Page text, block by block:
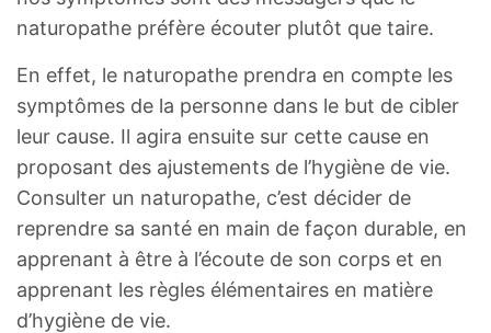
naturopathe préfère écouter plutôt que taire.
En effet, le naturopathe prendra en compte les
symptômes de la personne dans le but de cibler
leur cause. Il agira ensuite sur cette cause en
proposant des ajustements de l’hygiène de vie.
Consulter un naturopathe, c’est décider de
reprendre sa santé en main de façon durable, en
apprenant à être à l’écoute de son corps et en
apprenant les règles élémentaires en matière
d’hygiène de vie.